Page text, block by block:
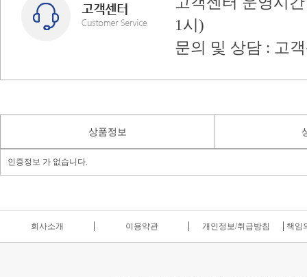
1시)
문의 및 상담 : 고
상품정보
인증정보 가 없습니다.
회사소개 이용약관 개인정보/취급방침 책임